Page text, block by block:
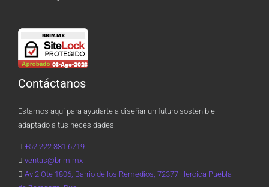
Contáctanos
Estamos aquí para ayudarte a diseñar un futuro sostenible
adaptado a tus necesidades.
+52 222 381 6719
ventas@brim.mx
Av 2 Ote 1806, Barrio de los Remedios, 72377 Heroica Puebla